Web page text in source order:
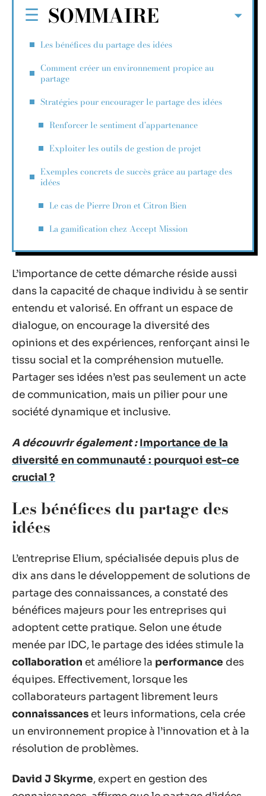
SOMMAIRE
Les bénéfices du partage des idées
Comment créer un environnement propice au
partage
Stratégies pour encourager le partage des idées
Renforcer le sentiment d’appartenance
Exploiter les outils de gestion de projet
Exemples concrets de succès grâce au partage des
idées
Le cas de Pierre Dron et Citron Bien
La gamification chez Accept Mission
L’importance de cette démarche réside aussi
dans la capacité de chaque individu à se sentir
entendu et valorisé. En offrant un espace de
dialogue, on encourage la diversité des
opinions et des expériences, renforçant ainsi le
tissu social et la compréhension mutuelle.
Partager ses idées n’est pas seulement un acte
de communication, mais un pilier pour une
société dynamique et inclusive.
A découvrir également : Importance de la
diversité en communauté : pourquoi est-ce
crucial ?
Les bénéfices du partage des
idées
L’entreprise Elium, spécialisée depuis plus de
dix ans dans le développement de solutions de
partage des connaissances, a constaté des
bénéfices majeurs pour les entreprises qui
adoptent cette pratique. Selon une étude
menée par IDC, le partage des idées stimule la
collaboration et améliore la performance des
équipes. Effectivement, lorsque les
collaborateurs partagent librement leurs
connaissances et leurs informations, cela crée
un environnement propice à l’innovation et à la
résolution de problèmes.
David J Skyrme, expert en gestion des